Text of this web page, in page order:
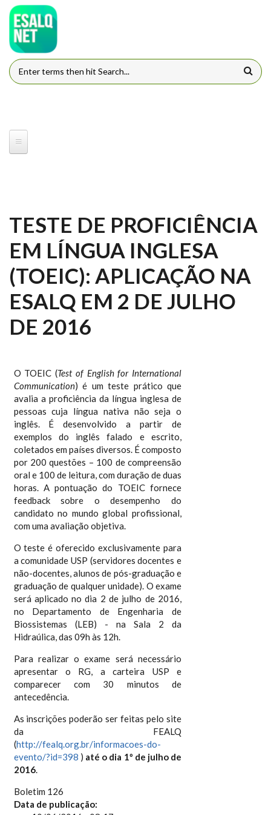
Pular para o conteúdo principal
FORMULÁRIO DE BUSCA
TESTE DE PROFICIÊNCIA
EM LÍNGUA INGLESA
(TOEIC): APLICAÇÃO NA
ESALQ EM 2 DE JULHO
DE 2016
O TOEIC (Test of English for International
Communication) é um teste prático que
avalia a proficiência da língua inglesa de
pessoas cuja língua nativa não seja o
inglês. É desenvolvido a partir de
exemplos do inglês falado e escrito,
coletados em países diversos. É composto
por 200 questões – 100 de compreensão
oral e 100 de leitura, com duração de duas
horas. A pontuação do TOEIC fornece
feedback sobre o desempenho do
candidato no mundo global profissional,
com uma avaliação objetiva.
O teste é oferecido exclusivamente para
a comunidade USP (servidores docentes e
não-docentes, alunos de pós-graduação e
graduação de qualquer unidade). O exame
será aplicado no dia 2 de julho de 2016,
no Departamento de Engenharia de
Biossistemas (LEB) - na Sala 2 da
Hidraúlica, das 09h às 12h.
Para realizar o exame será necessário
apresentar o RG, a carteira USP e
comparecer com 30 minutos de
antecedência.
As inscrições poderão ser feitas pelo site
da FEALQ
(http://fealq.org.br/informacoes-do-
evento/?id=398 ) até o dia 1º de julho de
2016.
Boletim 126
Data de publicação: